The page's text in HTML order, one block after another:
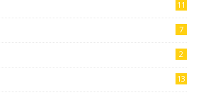
11
7
2
13